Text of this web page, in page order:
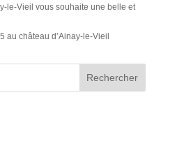
le-Vieil vous souhaite une belle et
au château d’Ainay-le-Vieil